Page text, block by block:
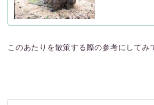
このあたりを散策する際の参考にしてみ